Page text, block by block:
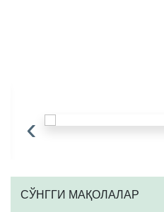
‹
CЎНГГИ МАҚОЛАЛАР